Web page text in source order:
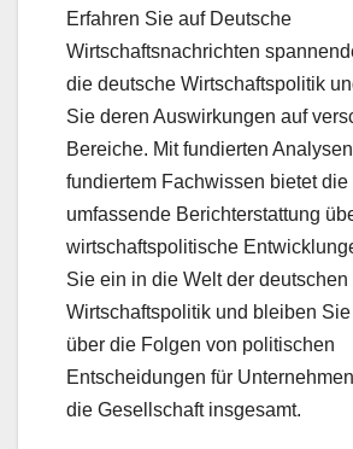
Erfahren Sie auf Deutsche
Wirtschaftsnachrichten
die deutsche Wirtschaftspolitik
Sie deren Auswirkungen auf
Bereiche. Mit fundierten
fundiertem Fachwissen bietet
umfassende Berichterstattung
wirtschaftspolitische
Sie ein in die Welt der deutschen
Wirtschaftspolitik und bleiben
über die Folgen von politischen
Entscheidungen für
die Gesellschaft insgesamt.